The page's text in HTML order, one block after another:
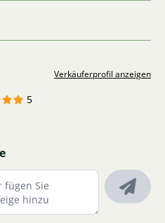
Verkäuferprofil anzeigen
5